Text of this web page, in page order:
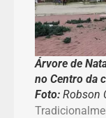
Árvore de
no Centro da
Foto: Robson